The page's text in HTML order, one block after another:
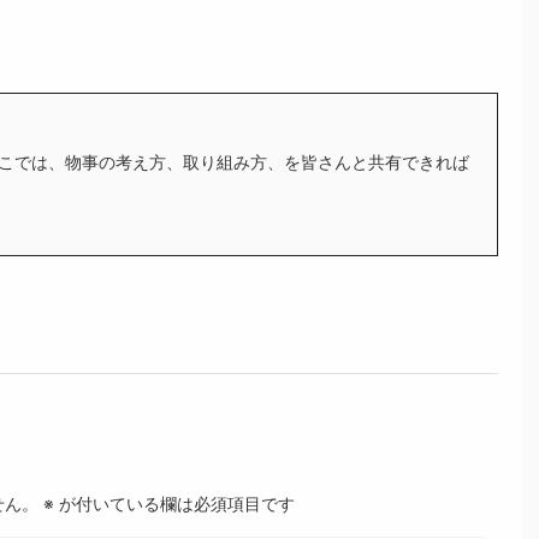
では、物事の考え方、取り組み方、を皆さんと共有できれば
。 ※ が付いている欄は必須項目です